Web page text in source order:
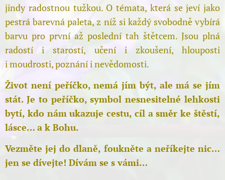
jindy radostnou tužkou. O témata, která se jeví jako
pestrá barevná paleta, z níž si každý svobodně vybírá
barvu pro první až poslední tah štětcem. Jsou plná
radostí i starostí, učení i zkoušení, hlouposti
i moudrosti, poznání i nevědomosti.
Život není peříčko, nemá jím být, ale má se jím
stát. Je to peříčko, symbol nesnesitelné lehkosti
bytí, kdo nám ukazuje cestu, cíl a směr ke štěstí,
lásce… a k Bohu.
Vezměte jej do dlaně, foukněte a neříkejte nic…
jen se dívejte! Dívám se s vámi…